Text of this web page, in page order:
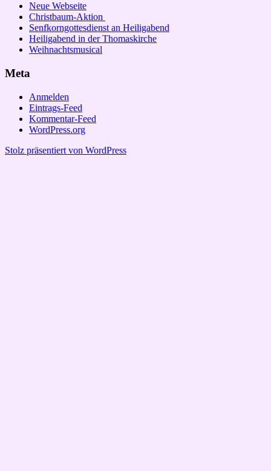
Neue Webseite
Christbaum-Aktion
Senfkorngottesdienst an Heiligabend
Heiligabend in der Thomaskirche
Weihnachtsmusical
Meta
Anmelden
Eintrags-Feed
Kommentar-Feed
WordPress.org
Stolz präsentiert von WordPress